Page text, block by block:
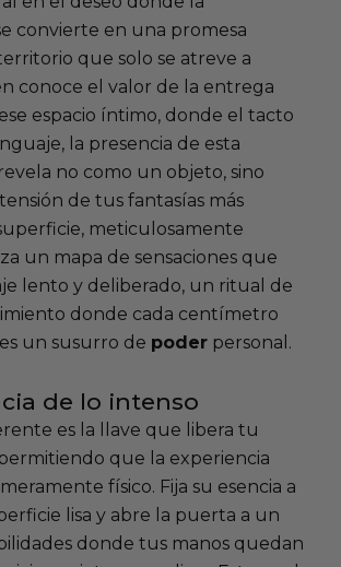
convierte en una promesa
que solo se atreve a
conoce el valor de la entrega
espacio íntimo, donde el tacto
la presencia de esta
no como un objeto, sino
de tus fantasías más
meticulosamente
un mapa de sensaciones que
lento y deliberado, un ritual de
donde cada centímetro
un susurro de poder personal.
de lo intenso
es la llave que libera tu
que la experiencia
físico. Fija su esencia a
lisa y abre la puerta a un
donde tus manos quedan